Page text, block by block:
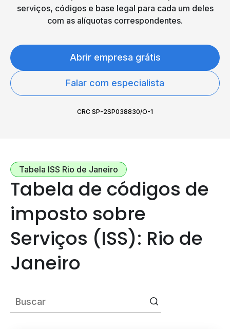
serviços, códigos e base legal para cada um deles
com as alíquotas correspondentes.
Abrir empresa grátis
Falar com especialista
CRC SP-2SP038830/O-1
Tabela ISS Rio de Janeiro
Tabela de códigos de
imposto sobre
Serviços (ISS): Rio de
Janeiro